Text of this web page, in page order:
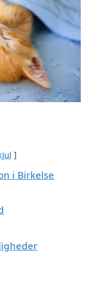
i Birkelse